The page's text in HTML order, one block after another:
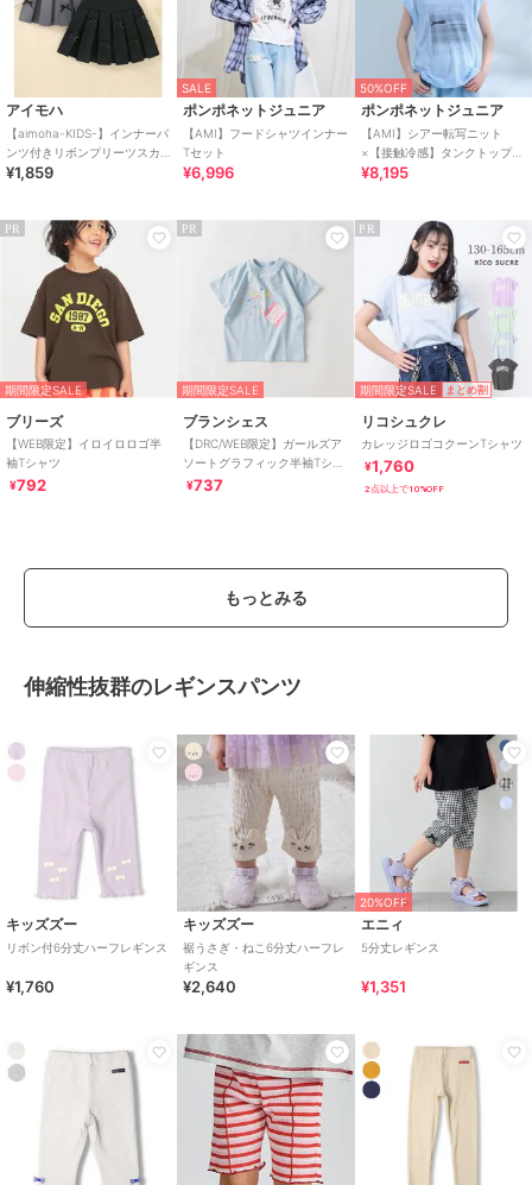
アイモハ
【aimoha-KIDS-】インナーパ
ンツ付きリボンプリーツスカ
ート
¥1,859
SALE
ポンポネットジュニア
【AMI】フードシャツインナー
Tセット
¥6,996
50%OFF
ポンポネットジュニア
【AMI】シアー転写ニット
×【接触冷感】タンクトップセ
ット
¥8,195
PR
期間限定SALE
ブリーズ
【WEB限定】イロイロロゴ半
袖Tシャツ
¥792
PR
期間限定SALE
ブランシェス
【DRC/WEB限定】ガールズア
ソートグラフィック半袖Tシャ
ツ
¥737
PR
期間限定SALE まとめ割
リコシュクレ
カレッジロゴコクーンTシャツ
¥1,760
2点以上で10%OFF
もっとみる
伸縮性抜群のレギンスパンツ
キッズズー
リボン付6分丈ハーフレギンス
¥1,760
キッズズー
裾うさぎ・ねこ6分丈ハーフレ
ギンス
¥2,640
20%OFF
エニィ
5分丈レギンス
¥1,351